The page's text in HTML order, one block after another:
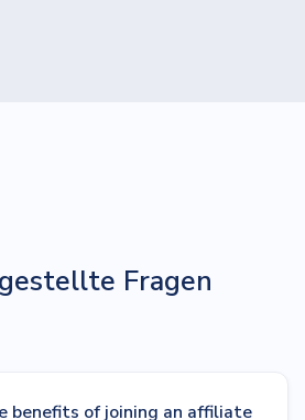
Fragen
benefits of joining an affiliate